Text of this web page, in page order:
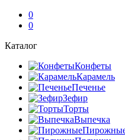
0
0
Каталог
Конфеты
Карамель
Печенье
Зефир
Торты
Выпечка